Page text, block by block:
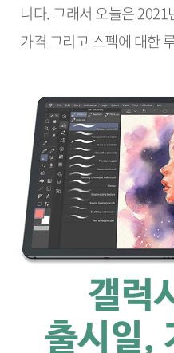
니다. 그래서 오늘은
가격 그리고 스펙에 대한